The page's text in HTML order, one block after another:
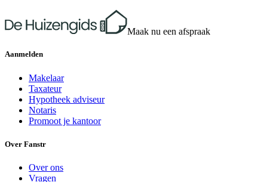
Maak nu een afspraak
Aanmelden
Makelaar
Taxateur
Hypotheek adviseur
Notaris
Promoot je kantoor
Over Fanstr
Over ons
Vragen